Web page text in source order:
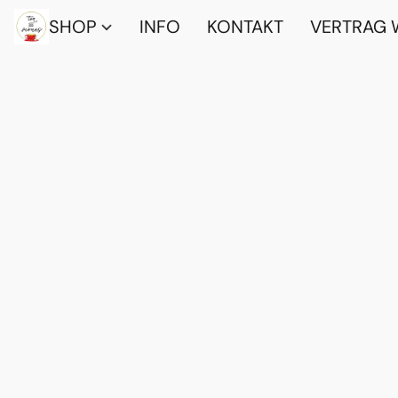
SHOP INFO KONTAKT VERTRAG